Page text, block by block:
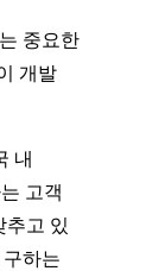
중요한
개발
내
고객
고 있
하는